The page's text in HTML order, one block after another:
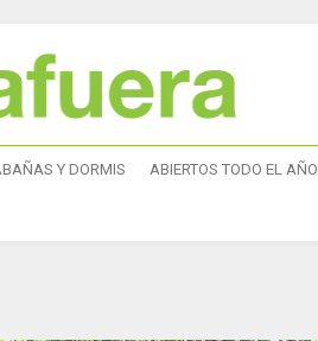
Y DORMIS ABIERTOS TODO EL AÑO